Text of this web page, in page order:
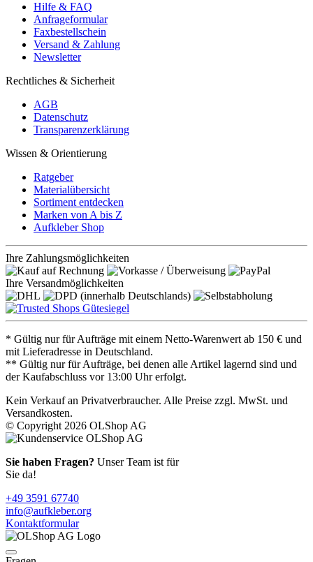
Hilfe & FAQ
Anfrageformular
Faxbestellschein
Versand & Zahlung
Newsletter
Rechtliches & Sicherheit
AGB
Datenschutz
Transparenzerklärung
Wissen & Orientierung
Ratgeber
Materialübersicht
Sortiment entdecken
Marken von A bis Z
Aufkleber Shop
Ihre Zahlungsmöglichkeiten
Ihre Versandmöglichkeiten
* Gültig nur für Aufträge mit einem Netto-Warenwert ab 150 € und
mit Lieferadresse in Deutschland.
** Gültig nur für Aufträge, bei denen alle Artikel lagernd sind und
der Kaufabschluss vor 13:00 Uhr erfolgt.
Kein Verkauf an Privatverbraucher. Alle Preise zzgl. MwSt. und
Versandkosten.
© Copyright 2026 OLShop AG
Sie haben Fragen? Unser Team ist für
Sie da!
+49 3591 67740
info@aufkleber.org
Kontaktformular